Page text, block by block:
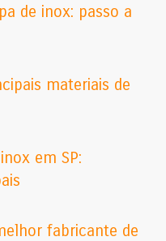
de inox: passo a
materiais de
em SP:
fabricante de